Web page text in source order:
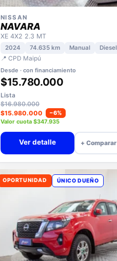
NISSAN
NAVARA
XE 4X2 2.3 MT
2024 74.635 km Manual Diesel
📍 CPD Maipú
Desde · con financiamiento
$15.780.000
Lista
$16.980.000
$15.980.000
−6%
Valor cuota $347.935
Ver detalle + Comparar
OPORTUNIDAD ÚNICO DUEÑO